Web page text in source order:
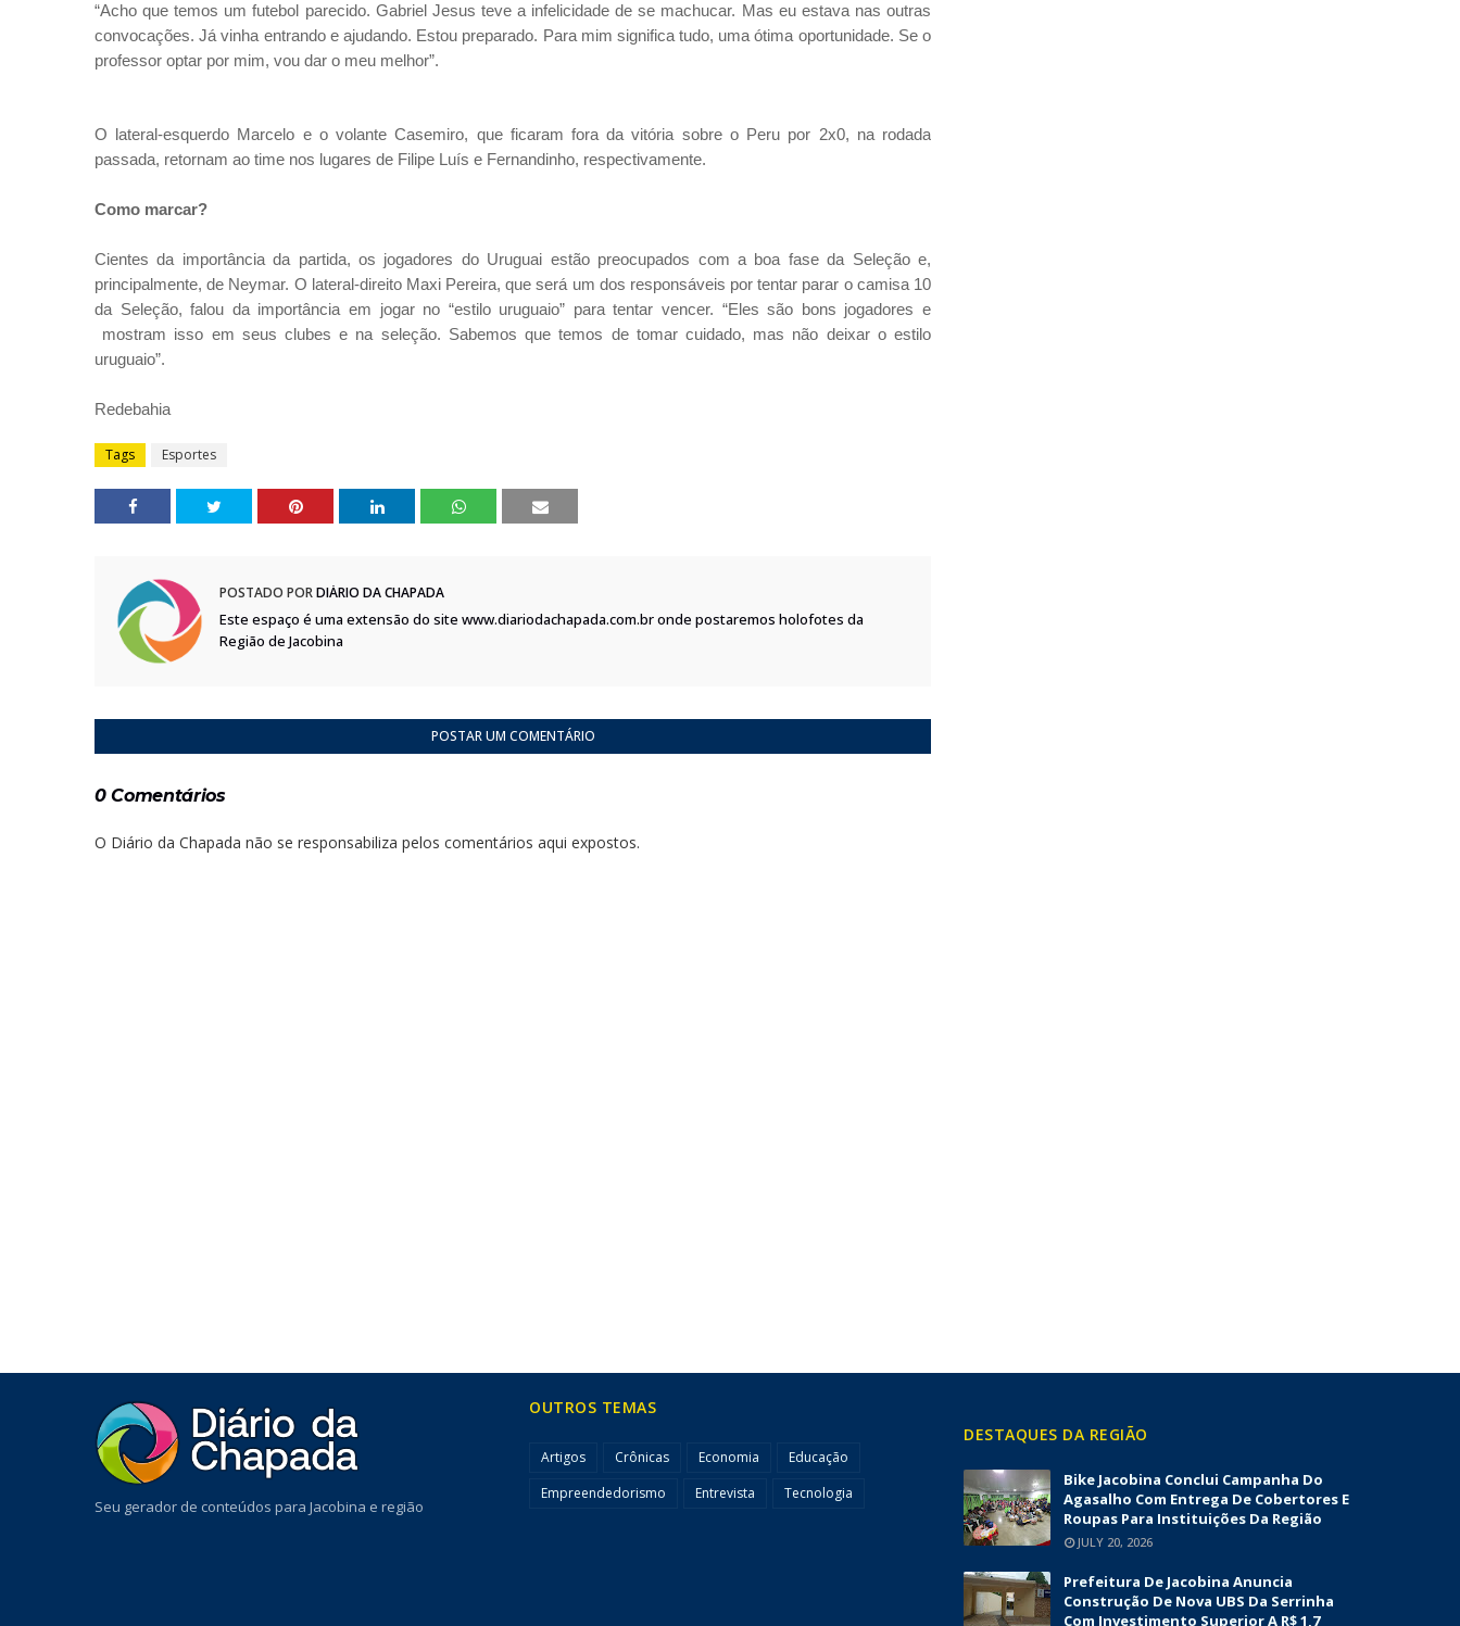
“Acho que temos um futebol parecido. Gabriel Jesus teve a infelicidade de se machucar. Mas eu estava nas outras
convocações. Já vinha entrando e ajudando. Estou preparado. Para mim significa tudo, uma ótima oportunidade. Se o
professor optar por mim, vou dar o meu melhor”.
O lateral-esquerdo Marcelo e o volante Casemiro, que ficaram fora da vitória sobre o Peru por 2x0, na rodada
passada, retornam ao time nos lugares de Filipe Luís e Fernandinho, respectivamente.
Como marcar?
Cientes da importância da partida, os jogadores do Uruguai estão preocupados com a boa fase da Seleção e,
principalmente, de Neymar. O lateral-direito Maxi Pereira, que será um dos responsáveis por tentar parar o camisa 10
da Seleção, falou da importância em jogar no “estilo uruguaio” para tentar vencer. “Eles são bons jogadores e
mostram isso em seus clubes e na seleção. Sabemos que temos de tomar cuidado, mas não deixar o estilo
uruguaio”.
Redebahia
Tags Esportes
POSTADO PORDIÁRIO DA CHAPADA
Este espaço é uma extensão do site www.diariodachapada.com.br onde postaremos holofotes da
Região de Jacobina
POSTAR UM COMENTÁRIO
0 Comentários
O Diário da Chapada não se responsabiliza pelos comentários aqui expostos.
Seu gerador de conteúdos para Jacobina e região
OUTROS TEMAS
Artigos Crônicas Economia
Educação
Empreendedorismo
Entrevista Tecnologia
DESTAQUES DA REGIÃO
Bike Jacobina Conclui Campanha Do
Agasalho Com Entrega De Cobertores E
Roupas Para Instituições Da Região
JULY 20, 2026
Prefeitura De Jacobina Anuncia
Construção De Nova UBS Da Serrinha
Com Investimento Superior A R$ 1,7